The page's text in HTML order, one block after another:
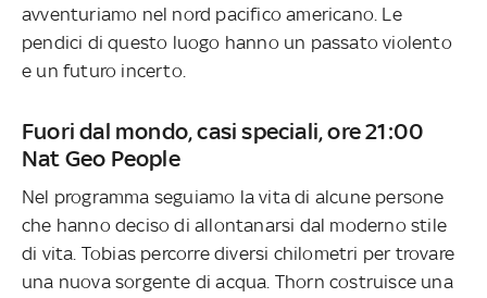
avventuriamo nel nord pacifico americano. Le
pendici di questo luogo hanno un passato violento
e un futuro incerto.
Fuori dal mondo, casi speciali, ore 21:00
Nat Geo People
Nel programma seguiamo la vita di alcune persone
che hanno deciso di allontanarsi dal moderno stile
di vita. Tobias percorre diversi chilometri per trovare
una nuova sorgente di acqua. Thorn costruisce una